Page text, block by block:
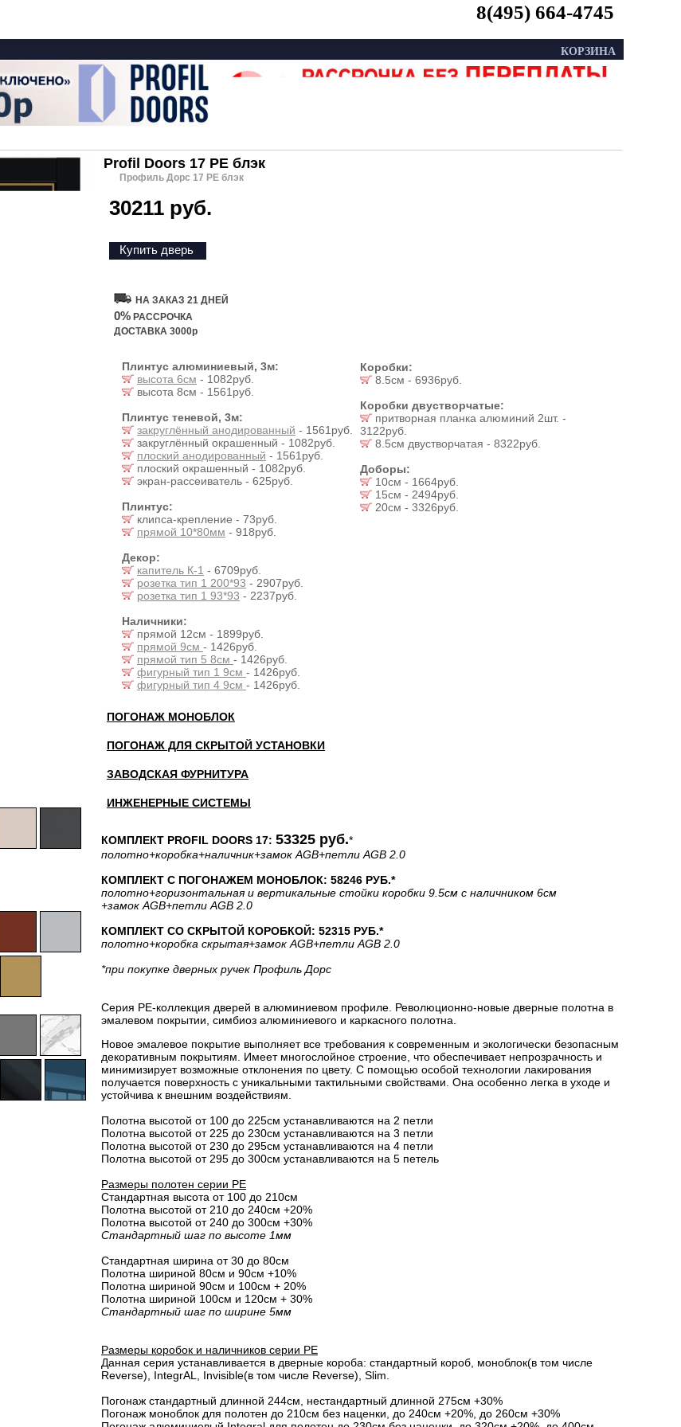
8(495) 664-4745
КОРЗИНА
Profil Doors 17 PE блэк
Профиль Дорс 17 PE блэк
30211 руб.
Купить дверь
НА ЗАКАЗ 21 ДНЕЙ
0% РАССРОЧКА
ДОСТАВКА 3000р
Плинтус алюминиевый, 3м:
высота 6см - 1082руб.
высота 8см - 1561руб.
Плинтус теневой, 3м:
закруглённый анодированный - 1561руб.
закруглённый окрашенный - 1082руб.
плоский анодированный - 1561руб.
плоский окрашенный - 1082руб.
экран-рассеиватель - 625руб.
Плинтус:
клипса-крепление - 73руб.
прямой 10*80мм - 918руб.
Декор:
капитель К-1 - 6709руб.
розетка тип 1 200*93 - 2907руб.
розетка тип 1 93*93 - 2237руб.
Наличники:
прямой 12см - 1899руб.
прямой 9см - 1426руб.
прямой тип 5 8см - 1426руб.
фигурный тип 1 9см - 1426руб.
фигурный тип 4 9см - 1426руб.
Коробки:
8.5см - 6936руб.
Коробки двустворчатые:
притворная планка алюминий 2шт. -
3122руб.
8.5см двустворчатая - 8322руб.
Доборы:
10см - 1664руб.
15см - 2494руб.
20см - 3326руб.
ПОГОНАЖ МОНОБЛОК
ПОГОНАЖ ДЛЯ СКРЫТОЙ УСТАНОВКИ
ЗАВОДСКАЯ ФУРНИТУРА
ИНЖЕНЕРНЫЕ СИСТЕМЫ
КОМПЛЕКТ PROFIL DOORS 17: 53325 руб.*
полотно+коробка+наличник+замок AGB+петли AGB 2.0
КОМПЛЕКТ С ПОГОНАЖЕМ МОНОБЛОК: 58246 РУБ.*
полотно+горизонтальная и вертикальные стойки коробки 9.5см с наличником 6см
+замок AGB+петли AGB 2.0
КОМПЛЕКТ СО СКРЫТОЙ КОРОБКОЙ: 52315 РУБ.*
полотно+коробка скрытая+замок AGB+петли AGB 2.0
*при покупке дверных ручек Профиль Дорс
Серия PE-коллекция дверей в алюминиевом профиле. Революционно-новые дверные полотна в
эмалевом покрытии, симбиоз алюминиевого и каркасного полотна.
Новое эмалевое покрытие выполняет все требования к современным и экологически безопасным
декоративным покрытиям. Имеет многослойное строение, что обеспечивает непрозрачность и
минимизирует возможные отклонения по цвету. С помощью особой технологии лакирования
получается поверхность с уникальными тактильными свойствами. Она особенно легка в уходе и
устойчива к внешним воздействиям.
Полотна высотой от 100 до 225см устанавливаются на 2 петли
Полотна высотой от 225 до 230см устанавливаются на 3 петли
Полотна высотой от 230 до 295см устанавливаются на 4 петли
Полотна высотой от 295 до 300см устанавливаются на 5 петель
Размеры полотен серии PE
Стандартная высота от 100 до 210см
Полотна высотой от 210 до 240см +20%
Полотна высотой от 240 до 300см +30%
Стандартный шаг по высоте 1мм
Стандартная ширина от 30 до 80см
Полотна шириной 80cм и 90cм +10%
Полотна шириной 90см и 100см + 20%
Полотна шириной 100см и 120см + 30%
Стандартный шаг по ширине 5мм
Размеры коробок и наличников серии PE
Данная серия устанавливается в дверные короба: стандартный короб, моноблок(в том числе
Reverse), IntegrAL, Invisible(в том числе Reverse), Slim.
Погонаж стандартный длинной 244см, нестандартный длинной 275см +30%
Погонаж моноблок для полотен до 210см без наценки, до 240см +20%, до 260см +30%